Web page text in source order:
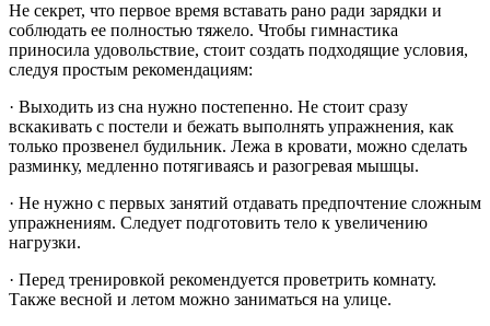
Не секрет, что первое время вставать рано ради зарядки и
соблюдать ее полностью тяжело. Чтобы гимнастика
приносила удовольствие, стоит создать подходящие условия,
следуя простым рекомендациям:
· Выходить из сна нужно постепенно. Не стоит сразу
вскакивать с постели и бежать выполнять упражнения, как
только прозвенел будильник. Лежа в кровати, можно сделать
разминку, медленно потягиваясь и разогревая мышцы.
· Не нужно с первых занятий отдавать предпочтение сложным
упражнениям. Следует подготовить тело к увеличению
нагрузки.
· Перед тренировкой рекомендуется проветрить комнату.
Также весной и летом можно заниматься на улице.